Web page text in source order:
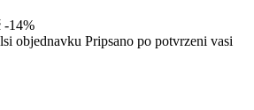
-14%
objednavku Pripsano po potvrzeni vasi